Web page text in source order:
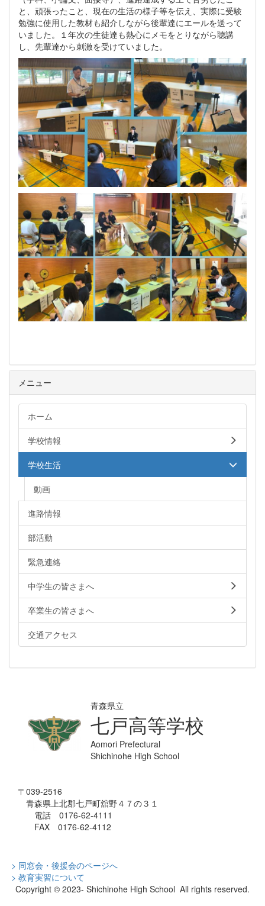
と、頑張ったこと、現在の生活の様子等を伝え、実際に受験
勉強に使用した教材も紹介しながら後輩達にエールを送って
いました。１年次の生徒達も熱心にメモをとりながら聴講
し、先輩達から刺激を受けていました。
メニュー
ホーム
学校情報
学校生活
動画
進路情報
部活動
緊急連絡
中学生の皆さまへ
卒業生の皆さまへ
交通アクセス
青森県立
七戸高等学校
Aomori Prefectural
Shichinohe High School
〒039-2516
青森県上北郡七戸町舘野４７の３１
電話 0176-62-4111
FAX 0176-62-4112
> 同窓会・後援会のページへ
> 教育実習について
Copyright © 2023- Shichinohe High School All rights reserved.